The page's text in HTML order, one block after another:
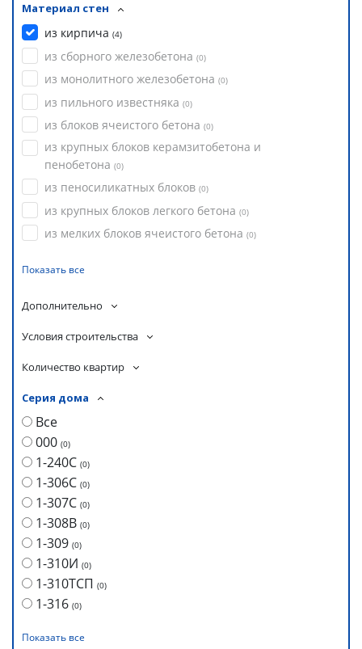
Материал стен
из кирпича (4)
из сборного железобетона (0)
из монолитного железобетона (0)
из пильного известняка (0)
из блоков ячеистого бетона (0)
из крупных блоков керамзитобетона и
пенобетона (0)
из пеносиликатных блоков (0)
из крупных блоков легкого бетона (0)
из мелких блоков ячеистого бетона (0)
Показать все
Дополнительно
Условия строительства
Количество квартир
Серия дома
Все
000 (0)
1-240С (0)
1-306С (0)
1-307С (0)
1-308В (0)
1-309 (0)
1-310И (0)
1-310ТСП (0)
1-316 (0)
Показать все